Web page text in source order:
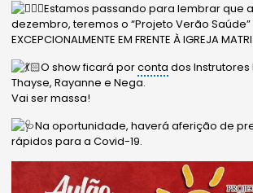
Estamos passando para lembrar que
dezembro, teremos o “Projeto Verão
EXCEPCIONALMENTE EM FRENTE À IGREJA
O show ficará porconta dos Instrutores
Thayse, Rayanne e Nega.
Vai ser massa!
Na oportunidade, haverá aferição de
rápidos para a Covid-19.